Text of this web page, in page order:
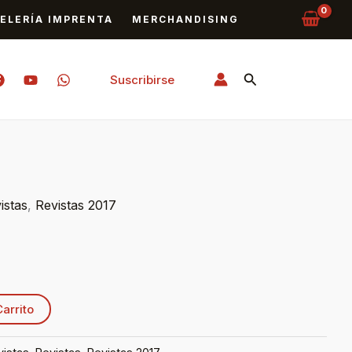
IMPRENTA MERCHANDISING
Suscribirse Buscar
, Revistas 2017